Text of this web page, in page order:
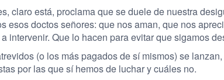
claro está, proclama que se duele de nuestra
esos doctos señores: que nos aman, que nos
intervenir. Que lo hacen para evitar que sigamos
(o los más pagados de sí mismos) se
por las que sí hemos de luchar y cuáles no.